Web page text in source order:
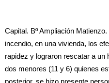
Capital. Bº Ampliación
incendio, en una vivienda, los
rapidez y lograron rescatar a un
dos menores (11 y 6) quienes
posterior, se hizo presente